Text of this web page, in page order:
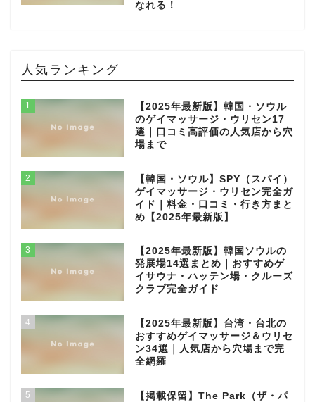
なれる！
人気ランキング
1
【2025年最新版】韓国・ソウル
のゲイマッサージ・ウリセン17
選｜口コミ高評価の人気店から穴
場まで
2
【韓国・ソウル】SPY（スパイ）
ゲイマッサージ・ウリセン完全ガ
イド｜料金・口コミ・行き方まと
め【2025年最新版】
3
【2025年最新版】韓国ソウルの
発展場14選まとめ｜おすすめゲ
イサウナ・ハッテン場・クルーズ
クラブ完全ガイド
4
【2025年最新版】台湾・台北の
おすすめゲイマッサージ＆ウリセ
ン34選｜人気店から穴場まで完
全網羅
5
【掲載保留】The Park（ザ・パ